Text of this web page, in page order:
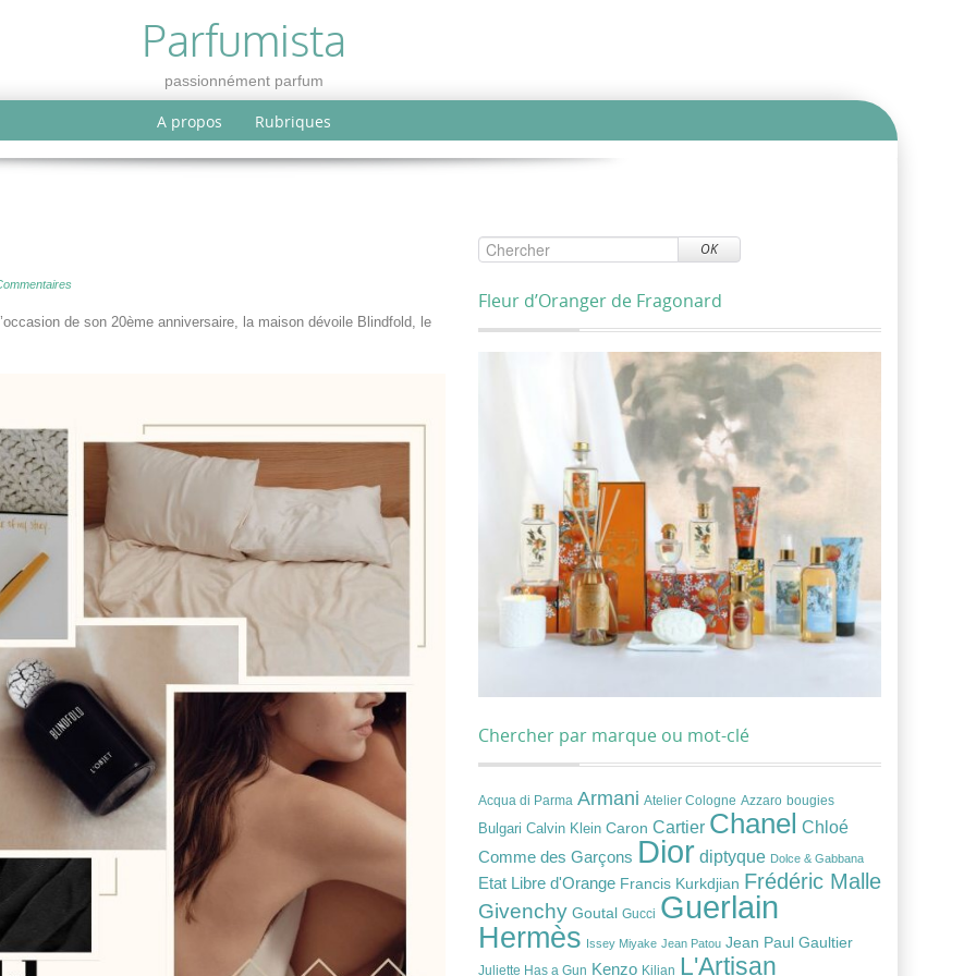
Parfumista
passionnément parfum
A propos Rubriques
de son 20ème anniversaire, la maison dévoile Blindfold, le
OK
Fleur d’Oranger de Fragonard
Chercher par marque ou mot-clé
Acqua di Parma Armani Atelier Cologne Azzaro bougies
Bulgari Calvin Klein Caron Cartier Chanel Chloé
Comme des Garçons Dior diptyque Dolce & Gabbana
Etat Libre d'Orange Francis Kurkdjian Frédéric Malle
Givenchy Goutal Gucci Guerlain
Hermès Issey Miyake Jean Patou Jean Paul Gaultier
Juliette Has a Gun Kenzo Kilian L'Artisan